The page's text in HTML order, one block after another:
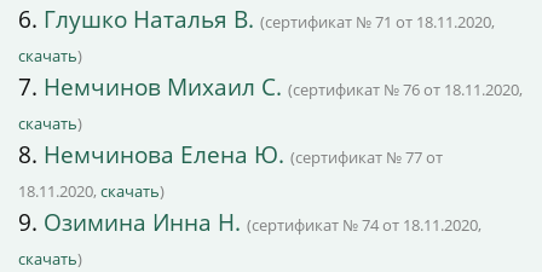
6. Глушко Наталья В. (сертификат № 71 от 18.11.2020,
скачать)
7. Немчинов Михаил С. (сертификат № 76 от 18.11.2020,
скачать)
8. Немчинова Елена Ю. (сертификат № 77 от
18.11.2020, скачать)
9. Озимина Инна Н. (сертификат № 74 от 18.11.2020,
скачать)